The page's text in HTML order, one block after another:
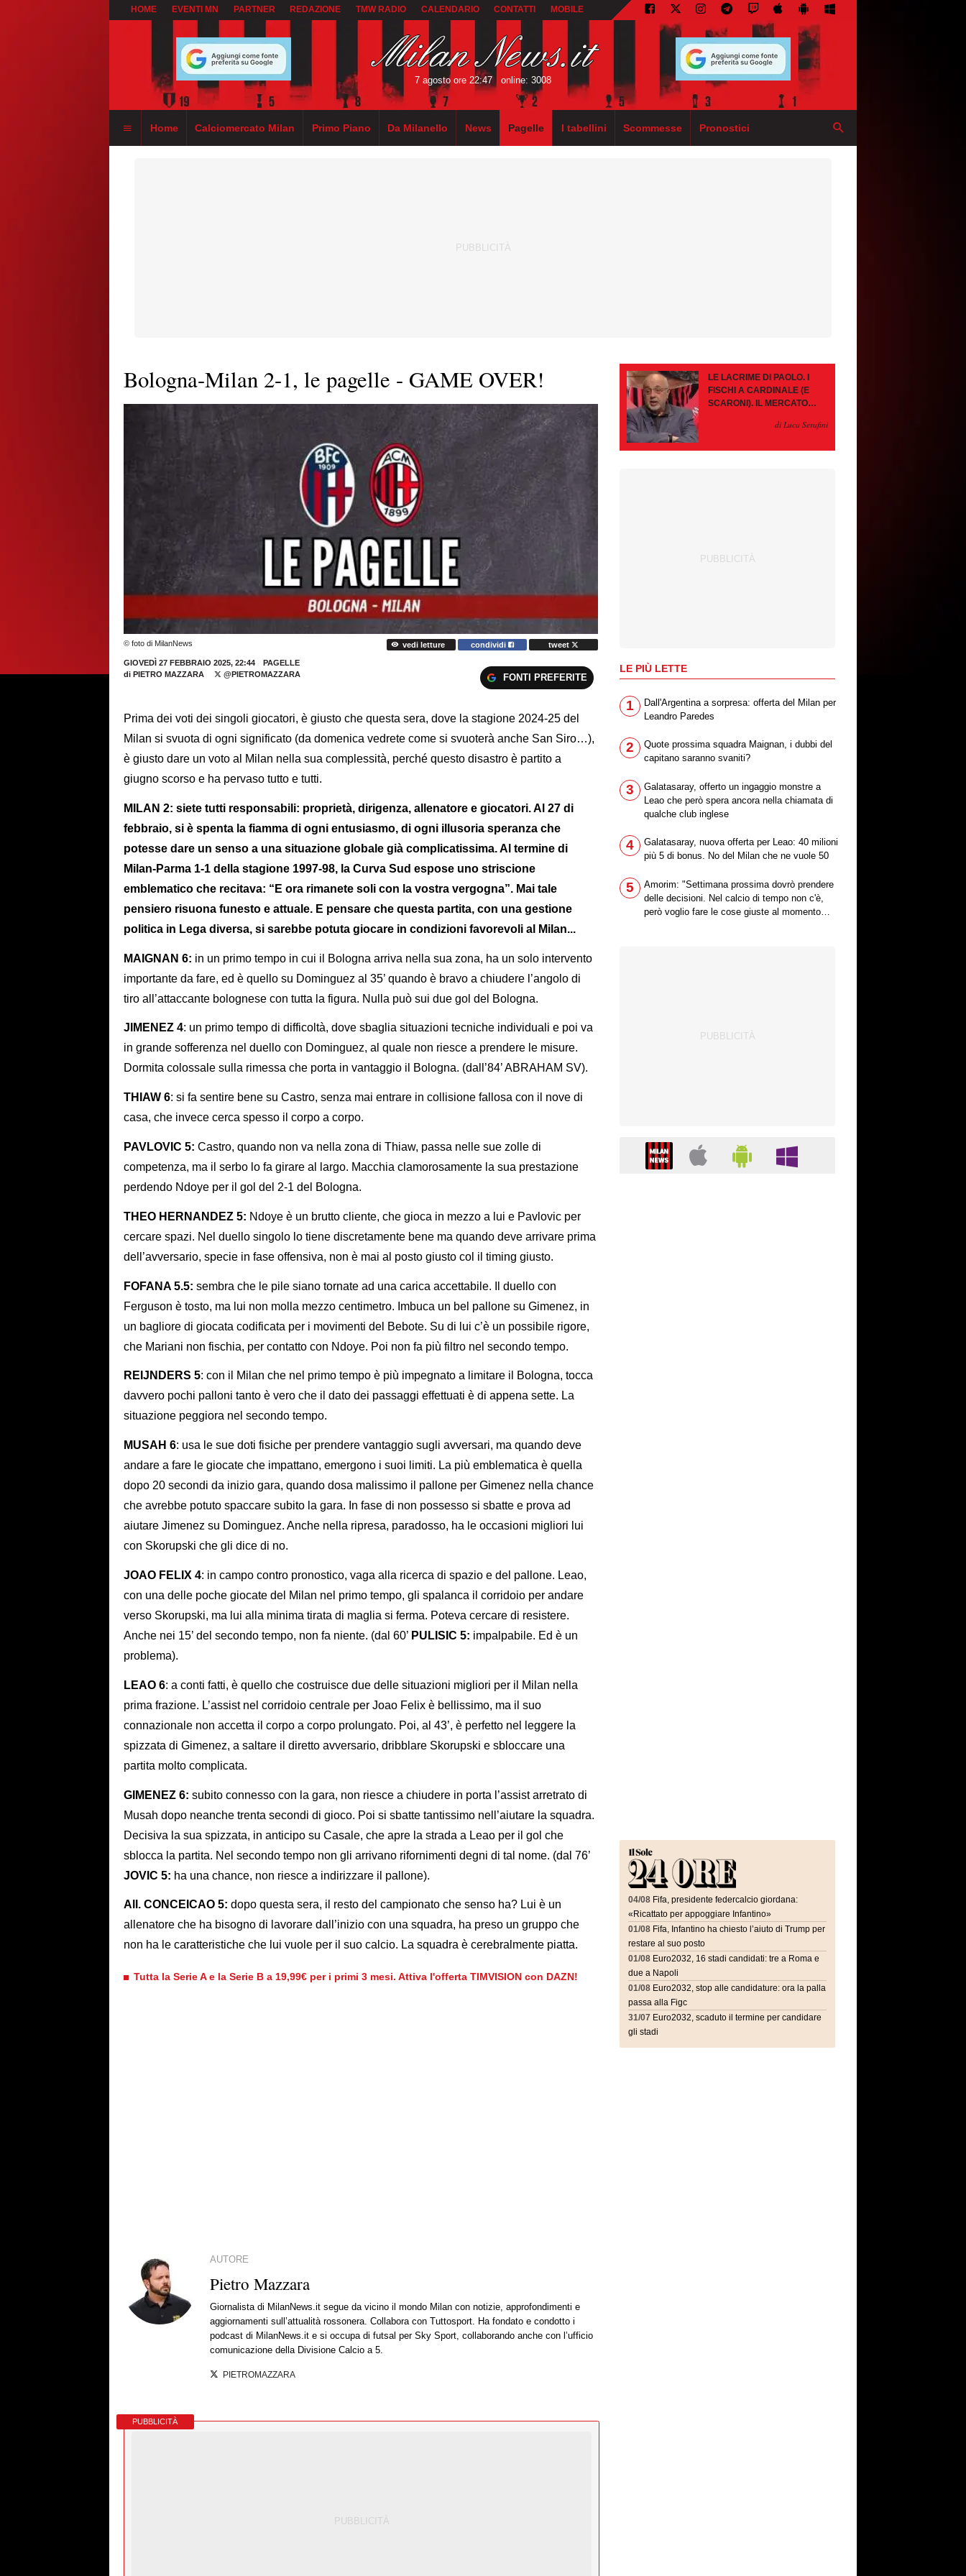
HOME EVENTI MN PARTNER REDAZIONE TMW RADIO CALENDARIO CONTATTI MOBILE
7 agosto ore 22:47 online: 3008
Home Calciomercato Milan Primo Piano Da Milanello News Pagelle I tabellini Scommesse Pronostici
Bologna-Milan 2-1, le pagelle - GAME OVER!
© foto di MilanNews vedi letture condividi tweet
GIOVEDÌ 27 FEBBRAIO 2025, 22:44
PAGELLE
di PIETRO MAZZARA @PIETROMAZZARA FONTI PREFERITE
Prima dei voti dei singoli giocatori, è giusto che questa sera, dove la stagione 2024-25 del
Milan si svuota di ogni significato (da domenica vedrete come si svuoterà anche San Siro…),
è giusto dare un voto al Milan nella sua complessità, perché questo disastro è partito a
giugno scorso e ha pervaso tutto e tutti.
MILAN 2: siete tutti responsabili: proprietà, dirigenza, allenatore e giocatori. Al 27 di
febbraio, si è spenta la fiamma di ogni entusiasmo, di ogni illusoria speranza che
potesse dare un senso a una situazione globale già complicatissima. Al termine di
Milan-Parma 1-1 della stagione 1997-98, la Curva Sud espose uno striscione
emblematico che recitava: “E ora rimanete soli con la vostra vergogna”. Mai tale
pensiero risuona funesto e attuale. E pensare che questa partita, con una gestione
politica in Lega diversa, si sarebbe potuta giocare in condizioni favorevoli al Milan...
MAIGNAN 6: in un primo tempo in cui il Bologna arriva nella sua zona, ha un solo intervento
importante da fare, ed è quello su Dominguez al 35’ quando è bravo a chiudere l’angolo di
tiro all’attaccante bolognese con tutta la figura. Nulla può sui due gol del Bologna.
JIMENEZ 4: un primo tempo di difficoltà, dove sbaglia situazioni tecniche individuali e poi va
in grande sofferenza nel duello con Dominguez, al quale non riesce a prendere le misure.
Dormita colossale sulla rimessa che porta in vantaggio il Bologna. (dall’84’ ABRAHAM SV).
THIAW 6: si fa sentire bene su Castro, senza mai entrare in collisione fallosa con il nove di
casa, che invece cerca spesso il corpo a corpo.
PAVLOVIC 5: Castro, quando non va nella zona di Thiaw, passa nelle sue zolle di
competenza, ma il serbo lo fa girare al largo. Macchia clamorosamente la sua prestazione
perdendo Ndoye per il gol del 2-1 del Bologna.
THEO HERNANDEZ 5: Ndoye è un brutto cliente, che gioca in mezzo a lui e Pavlovic per
cercare spazi. Nel duello singolo lo tiene discretamente bene ma quando deve arrivare prima
dell’avversario, specie in fase offensiva, non è mai al posto giusto col il timing giusto.
FOFANA 5.5: sembra che le pile siano tornate ad una carica accettabile. Il duello con
Ferguson è tosto, ma lui non molla mezzo centimetro. Imbuca un bel pallone su Gimenez, in
un bagliore di giocata codificata per i movimenti del Bebote. Su di lui c’è un possibile rigore,
che Mariani non fischia, per contatto con Ndoye. Poi non fa più filtro nel secondo tempo.
REIJNDERS 5: con il Milan che nel primo tempo è più impegnato a limitare il Bologna, tocca
davvero pochi palloni tanto è vero che il dato dei passaggi effettuati è di appena sette. La
situazione peggiora nel secondo tempo.
MUSAH 6: usa le sue doti fisiche per prendere vantaggio sugli avversari, ma quando deve
andare a fare le giocate che impattano, emergono i suoi limiti. La più emblematica è quella
dopo 20 secondi da inizio gara, quando dosa malissimo il pallone per Gimenez nella chance
che avrebbe potuto spaccare subito la gara. In fase di non possesso si sbatte e prova ad
aiutare Jimenez su Dominguez. Anche nella ripresa, paradosso, ha le occasioni migliori lui
con Skorupski che gli dice di no.
JOAO FELIX 4: in campo contro pronostico, vaga alla ricerca di spazio e del pallone. Leao,
con una delle poche giocate del Milan nel primo tempo, gli spalanca il corridoio per andare
verso Skorupski, ma lui alla minima tirata di maglia si ferma. Poteva cercare di resistere.
Anche nei 15’ del secondo tempo, non fa niente. (dal 60’ PULISIC 5: impalpabile. Ed è un
problema).
LEAO 6: a conti fatti, è quello che costruisce due delle situazioni migliori per il Milan nella
prima frazione. L’assist nel corridoio centrale per Joao Felix è bellissimo, ma il suo
connazionale non accetta il corpo a corpo prolungato. Poi, al 43’, è perfetto nel leggere la
spizzata di Gimenez, a saltare il diretto avversario, dribblare Skorupski e sbloccare una
partita molto complicata.
GIMENEZ 6: subito connesso con la gara, non riesce a chiudere in porta l’assist arretrato di
Musah dopo neanche trenta secondi di gioco. Poi si sbatte tantissimo nell’aiutare la squadra.
Decisiva la sua spizzata, in anticipo su Casale, che apre la strada a Leao per il gol che
sblocca la partita. Nel secondo tempo non gli arrivano rifornimenti degni di tal nome. (dal 76’
JOVIC 5: ha una chance, non riesce a indirizzare il pallone).
All. CONCEICAO 5: dopo questa sera, il resto del campionato che senso ha? Lui è un
allenatore che ha bisogno di lavorare dall’inizio con una squadra, ha preso un gruppo che
non ha le caratteristiche che lui vuole per il suo calcio. La squadra è cerebralmente piatta.
Tutta la Serie A e la Serie B a 19,99€ per i primi 3 mesi. Attiva l'offerta TIMVISION con DAZN!
AUTORE
Pietro Mazzara
Giornalista di MilanNews.it segue da vicino il mondo Milan con notizie, approfondimenti e
aggiornamenti sull’attualità rossonera. Collabora con Tuttosport. Ha fondato e condotto i
podcast di MilanNews.it e si occupa di futsal per Sky Sport, collaborando anche con l’ufficio
comunicazione della Divisione Calcio a 5.
PIETROMAZZARA
PUBBLICITÀ
LE LACRIME DI PAOLO. I
FISCHI A CARDINALE (E
SCARONI). IL MERCATO
PAZIENZA, SE RESTA È
di Luca Serafini
LE PIÙ LETTE
1
Dall'Argentina a sorpresa: offerta del Milan per
Leandro Paredes
2
Quote prossima squadra Maignan, i dubbi del
capitano saranno svaniti?
3
Galatasaray, offerto un ingaggio monstre a
Leao che però spera ancora nella chiamata di
qualche club inglese
4
Galatasaray, nuova offerta per Leao: 40 milioni
più 5 di bonus. No del Milan che ne vuole 50
5
Amorim: "Settimana prossima dovrò prendere
delle decisioni. Nel calcio di tempo non c'è,
però voglio fare le cose giuste al momento
04/08 Fifa, presidente federcalcio giordana:
«Ricattato per appoggiare Infantino»
01/08 Fifa, Infantino ha chiesto l’aiuto di Trump per
restare al suo posto
01/08 Euro2032, 16 stadi candidati: tre a Roma e
due a Napoli
01/08 Euro2032, stop alle candidature: ora la palla
passa alla Figc
31/07 Euro2032, scaduto il termine per candidare
gli stadi